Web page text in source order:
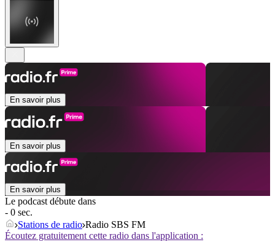
En savoir plus
En savoir plus
En savoir plus
Le podcast débute dans
- 0 sec.
Stations de radio Radio SBS FM
Écoutez gratuitement cette radio dans l'application :